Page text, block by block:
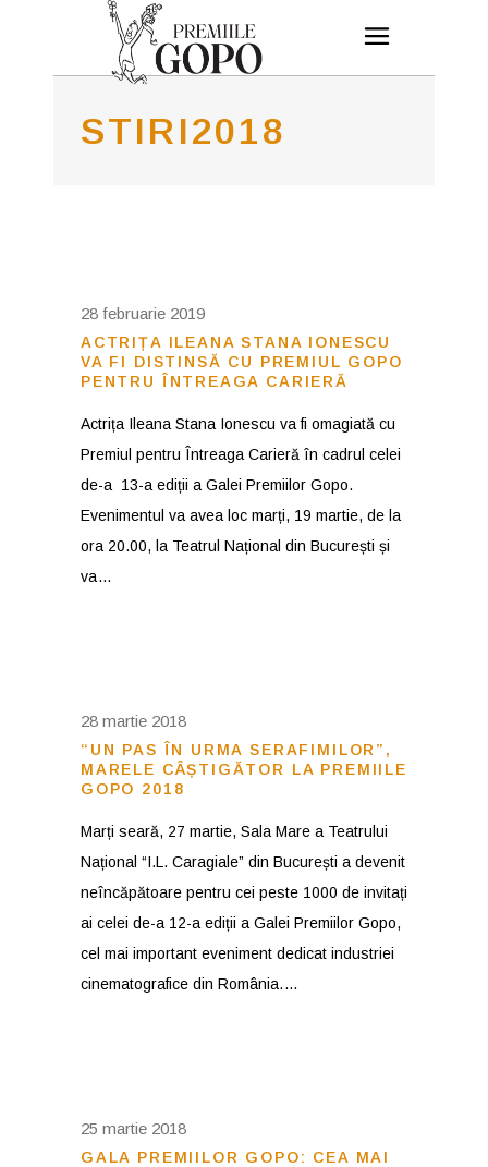
STIRI2018
28 februarie 2019
ACTRIȚA ILEANA STANA IONESCU
VA FI DISTINSĂ CU PREMIUL GOPO
PENTRU ÎNTREAGA CARIERĂ
Actrița Ileana Stana Ionescu va fi omagiată cu
Premiul pentru Întreaga Carieră în cadrul celei
de-a 13-a ediții a Galei Premiilor Gopo.
Evenimentul va avea loc marți, 19 martie, de la
ora 20.00, la Teatrul Național din București și
va
28 martie 2018
“UN PAS ÎN URMA SERAFIMILOR”,
MARELE CÂȘTIGĂTOR LA PREMIILE
GOPO 2018
Marți seară, 27 martie, Sala Mare a Teatrului
Național “I.L. Caragiale” din București a devenit
neîncăpătoare pentru cei peste 1000 de invitați
ai celei de-a 12-a ediții a Galei Premiilor Gopo,
cel mai important eveniment dedicat industriei
cinematografice din România.
25 martie 2018
GALA PREMIILOR GOPO: CEA MAI